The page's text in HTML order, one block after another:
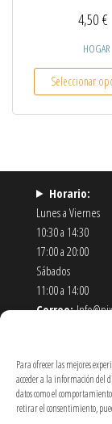
Para ofrecer las mejores
acceder a la información del
datos como el
retirar el consentimiento,
4,50€
HOGAR
Seleccionar
Horario:
Lunes a Viernes
10:30 a 14:30
17:00 a 20:00
Sábados
11:00 a 14:00
Correo:
910
Móstoles-Madrid
Política de Envíos